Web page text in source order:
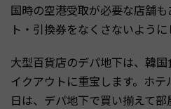
国時の空港受取が必要な店舗
ト・引換券をなくさないように
大型百貨店のデパ地下は、韓
イクアウトに重宝します。ホ
日は、デパ地下で買い揃えて